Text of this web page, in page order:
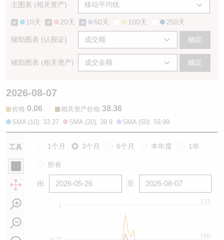
主图表 (相关资产)
10天 20天 50天 100天 250天
辅助图表 (认股证) 确定
辅助图表 (相关资产) 确定
2026-08-07
价格:0.06 相关资产价格:38.36
SMA (10): 33.27 SMA (20): 39.9 SMA (50): 59.99
工具 1个月 3个月 6个月 本年度 1年
所有
由 至
1
100
125